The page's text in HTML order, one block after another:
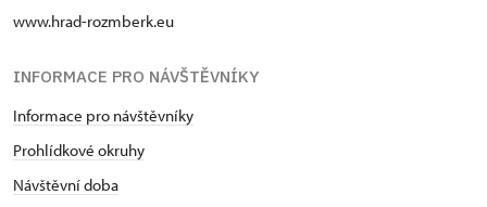
www.hrad-rozmberk.eu
INFORMACE PRO NÁVŠTĚVNÍKY
Informace pro návštěvníky
Prohlídkové okruhy
Návštěvní doba